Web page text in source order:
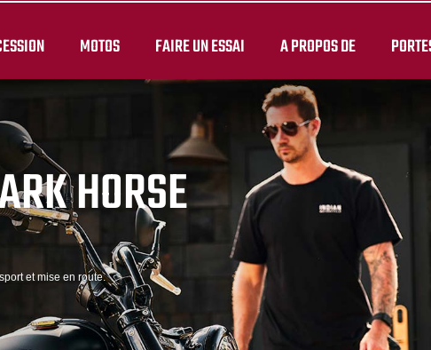
MOTOS FAIRE UN ESSAI A PROPOS DE
HORSE
et mise en route.